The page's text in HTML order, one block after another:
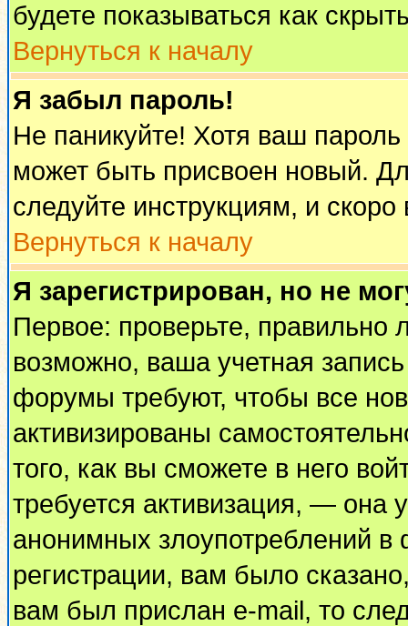
будете показываться как
Вернуться к началу
Я забыл пароль!
Не паникуйте! Хотя ваш
может быть присвоен новый.
следуйте инструкциям, и
Вернуться к началу
Я зарегистрирован, но не
Первое: проверьте, правильно
возможно, ваша учетная
форумы требуют, чтобы все
активизированы
того, как вы сможете в него
требуется активизация, — она
анонимных злоупотреблений
регистрации, вам было
вам был прислан e-mail, то